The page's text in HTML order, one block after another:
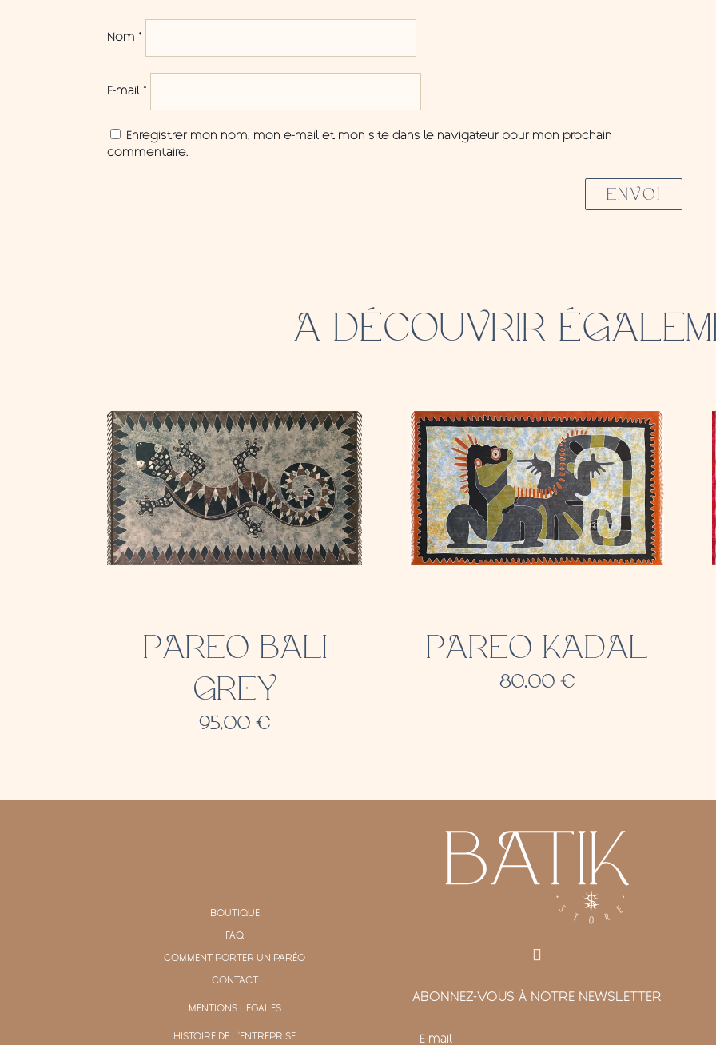
Nom *
E-mail *
Enregistrer mon nom, mon e-mail et mon site dans le navigateur pour mon prochain
commentaire.
ENVOI
A DÉCOUVRIR
PAREO BALI
GREY
95,00€
PAREO KADAL
80,00 €
BOUTIQUE
FAQ
COMMENT PORTER UN PARÉO
CONTACT
MENTIONS LÉGALES
HISTOIRE DE L'ENTREPRISE
ABONNEZ-VOUS À NOTRE NEWSLETTER